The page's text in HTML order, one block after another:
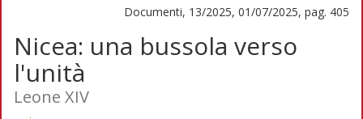
Documenti, 13/2025, 01/07/2025, pag. 405
Nicea: una bussola verso
l'unità
Leone XIV